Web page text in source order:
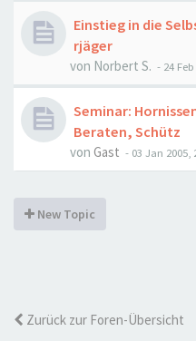
Einstieg in die
rjäger
von Norbert S. - 24
Seminar:
Beraten, Schütz
von Gast - 03 Jan 2005,
New Topic
Zurück zur Foren-Übersicht